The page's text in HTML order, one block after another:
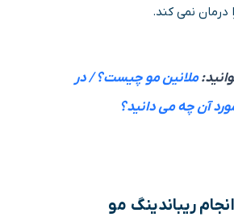
درمان نمی کند.
ملانین مو چیست؟ / در
آن چه می دانید؟
ریباندینگ مو